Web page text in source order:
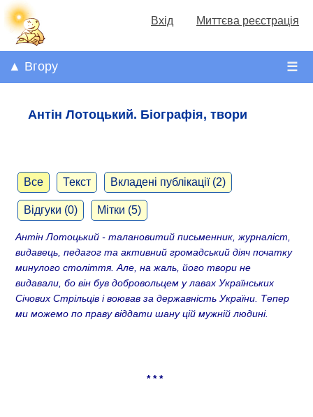
Вхід Миттєва реєстрація
☰
▲ Вгору
Антін Лотоцький. Біографія, твори
Все Текст Вкладені публікації (2)
Відгуки (0) Мітки (5)
Антін Лотоцький - талановитий письменник, журналіст,
видавець, педагог та активний громадський діяч початку
минулого століття. Але, на жаль, його твори не
видавали, бо він був добровольцем у лавах Українських
Січових Стрільців і воював за державність України. Тепер
ми можемо по праву віддати шану цій мужній людині.
* * *